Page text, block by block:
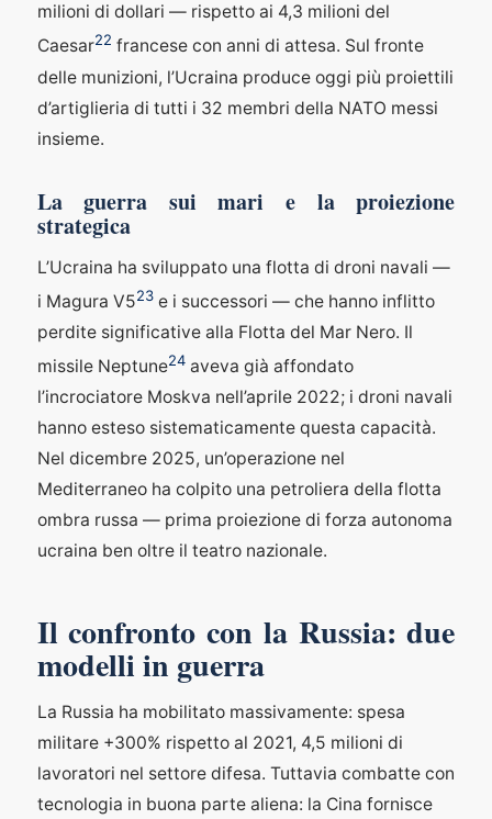
milioni di dollari — rispetto ai 4,3 milioni del
Caesar22 francese con anni di attesa. Sul fronte
delle munizioni, l’Ucraina produce oggi più proiettili
d’artiglieria di tutti i 32 membri della NATO messi
insieme.
La guerra sui mari e la proiezione
strategica
L’Ucraina ha sviluppato una flotta di droni navali —
i Magura V523e i successori — che hanno inflitto
perdite significative alla Flotta del Mar Nero. Il
missile Neptune24aveva già affondato
l’incrociatore Moskva nell’aprile 2022; i droni navali
hanno esteso sistematicamente questa capacità.
Nel dicembre 2025, un’operazione nel
Mediterraneo ha colpito una petroliera della flotta
ombra russa — prima proiezione di forza autonoma
ucraina ben oltre il teatro nazionale.
Il confronto con la Russia: due
modelli in guerra
La Russia ha mobilitato massivamente: spesa
militare +300% rispetto al 2021, 4,5 milioni di
lavoratori nel settore difesa. Tuttavia combatte con
tecnologia in buona parte aliena: la Cina fornisce